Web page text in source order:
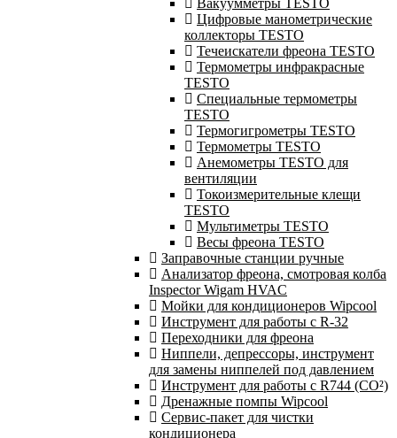
Вакуумметры TESTO
Цифровые манометрические
коллекторы TESTO
Течеискатели фреона TESTO
Термометры инфракрасные
TESTO
Специальные термометры
TESTO
Термогигрометры TESTO
Термометры TESTO
Анемометры TESTO для
вентиляции
Токоизмерительные клещи
TESTO
Мультиметры TESTO
Весы фреона TESTO
Заправочные станции ручные
Анализатор фреона, смотровая колба
Inspector Wigam HVAC
Мойки для кондиционеров Wipcool
Инструмент для работы с R-32
Переходники для фреона
Ниппели, депрессоры, инструмент
для замены ниппелей под давлением
Инструмент для работы с R744 (CO²)
Дренажные помпы Wipcool
Сервис-пакет для чистки
кондиционера